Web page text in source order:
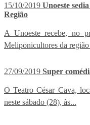
15/10/2019 Unoeste
Região
A Unoeste recebe, no
Meliponicultores da região
27/09/2019 Super
O Teatro César Cava,
neste sábado (28), às...